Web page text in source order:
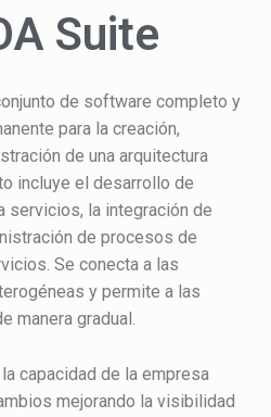
Suite
de software completo y
para la creación,
de una arquitectura
incluye el desarrollo de
servicios, la integración de
de procesos de
Se conecta a las
y permite a las
manera gradual.
capacidad de la empresa
mejorando la visibilidad